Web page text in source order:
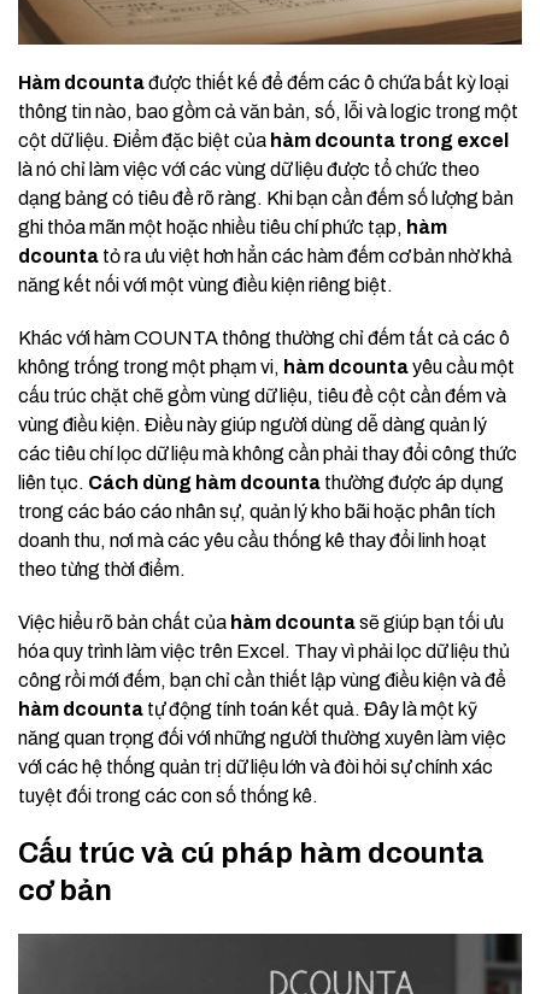
Hàm dcountađược thiết kế để đếm các ô chứa bất kỳ loại
thông tin nào, bao gồm cả văn bản, số, lỗi và logic trong một
cột dữ liệu. Điểm đặc biệt của hàm dcounta trong excel
là nó chỉ làm việc với các vùng dữ liệu được tổ chức theo
dạng bảng có tiêu đề rõ ràng. Khi bạn cần đếm số lượng bản
ghi thỏa mãn một hoặc nhiều tiêu chí phức tạp, hàm
dcounta tỏ ra ưu việt hơn hẳn các hàm đếm cơ bản nhờ khả
năng kết nối với một vùng điều kiện riêng biệt.
Khác với hàm COUNTA thông thường chỉ đếm tất cả các ô
không trống trong một phạm vi, hàm dcountayêu cầu một
cấu trúc chặt chẽ gồm vùng dữ liệu, tiêu đề cột cần đếm và
vùng điều kiện. Điều này giúp người dùng dễ dàng quản lý
các tiêu chí lọc dữ liệu mà không cần phải thay đổi công thức
liên tục. Cách dùng hàm dcounta thường được áp dụng
trong các báo cáo nhân sự, quản lý kho bãi hoặc phân tích
doanh thu, nơi mà các yêu cầu thống kê thay đổi linh hoạt
theo từng thời điểm.
Việc hiểu rõ bản chất của hàm dcountasẽ giúp bạn tối ưu
hóa quy trình làm việc trên Excel. Thay vì phải lọc dữ liệu thủ
công rồi mới đếm, bạn chỉ cần thiết lập vùng điều kiện và để
hàm dcounta tự động tính toán kết quả. Đây là một kỹ
năng quan trọng đối với những người thường xuyên làm việc
với các hệ thống quản trị dữ liệu lớn và đòi hỏi sự chính xác
tuyệt đối trong các con số thống kê.
Cấu trúc và cú pháp hàm dcounta
cơ bản